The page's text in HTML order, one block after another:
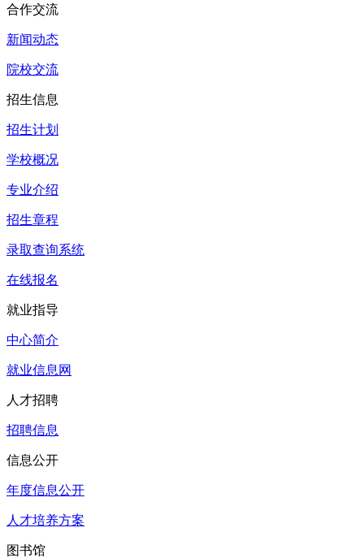
合作交流
新闻动态
院校交流
招生信息
招生计划
学校概况
专业介绍
招生章程
录取查询系统
在线报名
就业指导
中心简介
就业信息网
人才招聘
招聘信息
信息公开
年度信息公开
人才培养方案
图书馆